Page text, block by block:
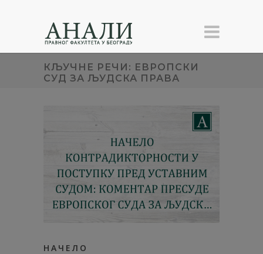
КЉУЧНЕ РЕЧИ: ЕВРОПСКИ
СУД ЗА ЉУДСКА ПРАВА
НАЧЕЛО